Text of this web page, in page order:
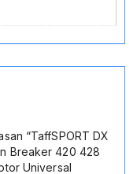
“TaffSPORT DX
Breaker 420 428
Universal